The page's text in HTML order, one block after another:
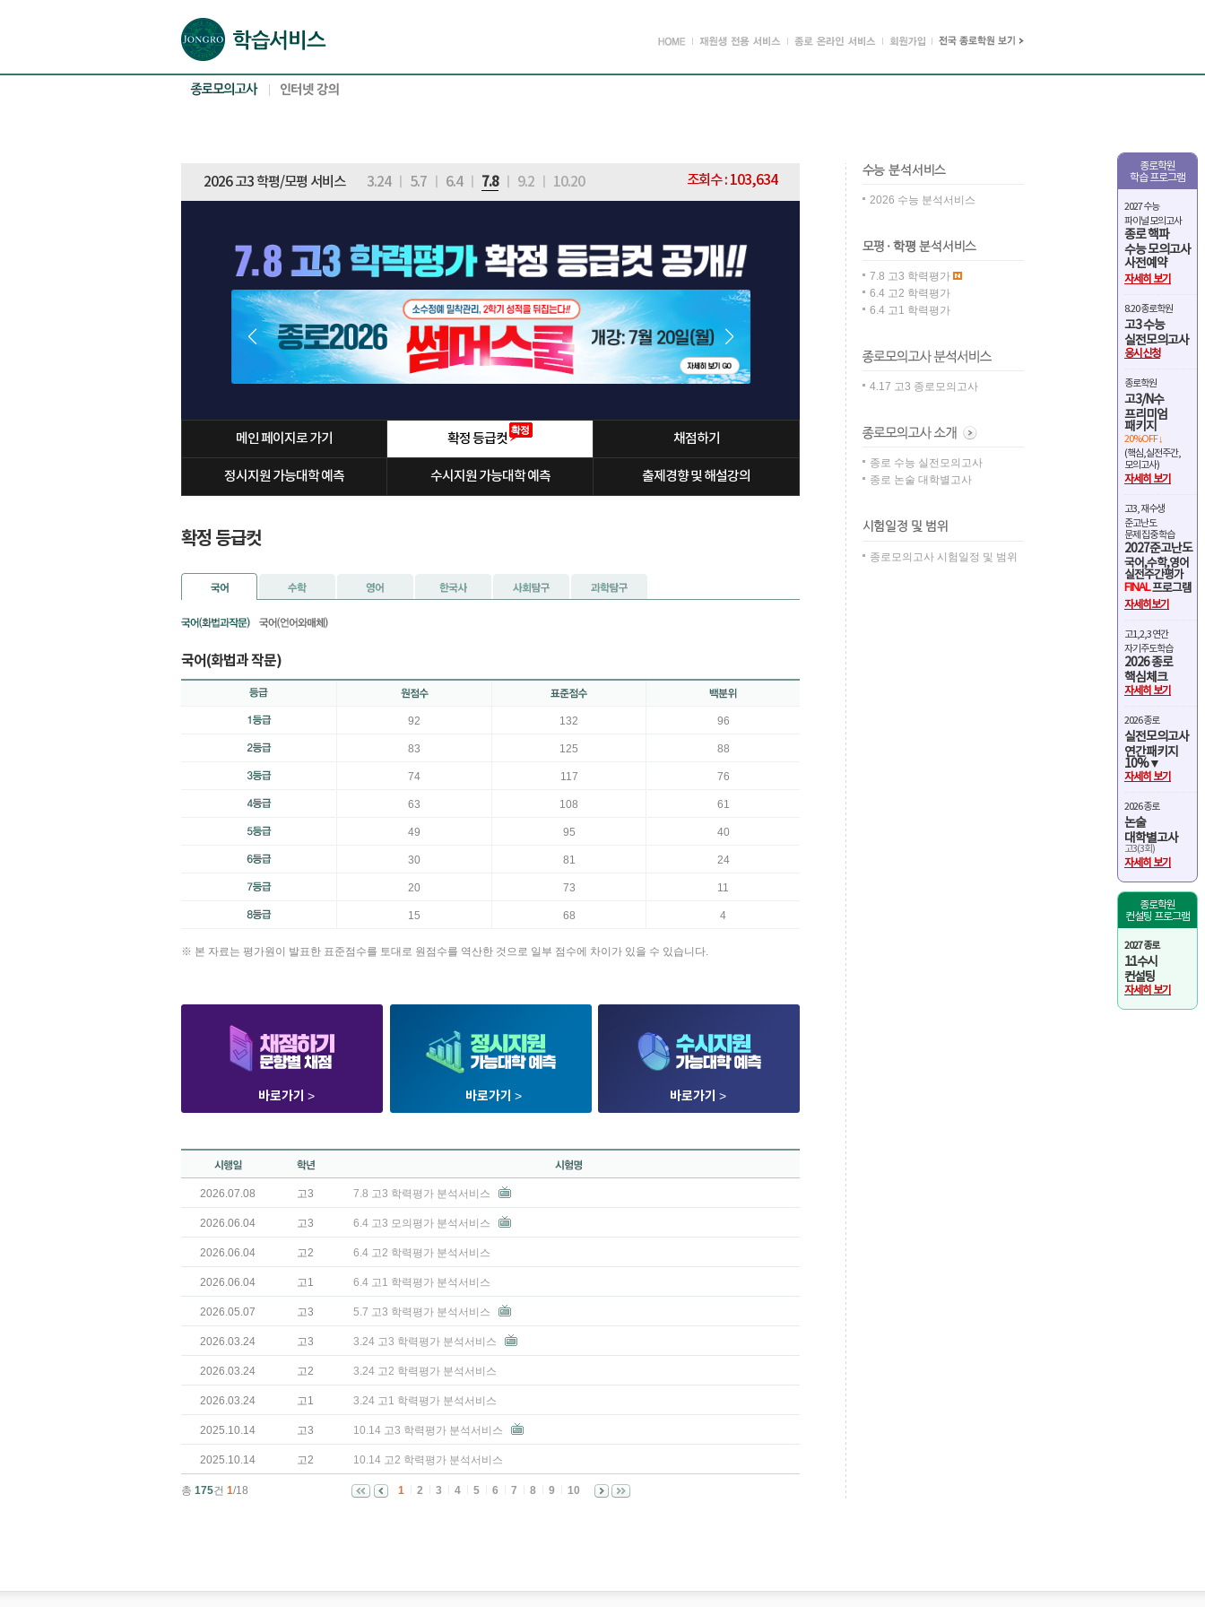
종로학원
학습 프로그램
2027 수능
파이널 모의고사
종로 핵파
수능 모의고사
사전예약
자세히 보기
8.20 종로학원
고3 수능
실전모의고사
응시신청
종로학원
고3/N수
프리미엄
패키지
20%OFF ↓
(핵심,실전주간,
모의고사)
자세히 보기
고3, 재수생
준고난도
문제 집중 학습
2027준고난도
국어,수학,영어
실전주간평가
FINAL프로그램
자세히보기
고1,2,3 연간
자기주도학습
2026 종로
핵심체크
자세히 보기
2026 종로
실전모의고사
연간패키지
10%▼
자세히 보기
2026 종로
논술
대학별고사
고3(3회)
자세히 보기
종로학원
컨설팅 프로그램
2027 종로
1:1 수시
컨설팅
자세히 보기
2026 고3 학평/모평 서비스 3.24ㅣ 5.7 6.4ㅣ 7.8ㅣ 9.2 10.20 조회수 : 103,634
메인 페이지로 가기 확정 등급컷 채점하기
정시지원 가능대학 예측 수시지원 가능대학 예측 출제경향 및 해설강의
확정 등급컷
국어(화법과 작문)
92 132 96
83 125 88
74 117 76
63 108 61
49 95 40
30 81 24
20 73 11
15 68 4
※ 본 자료는 평가원이 발표한 표준점수를 토대로 원점수를 역산한 것으로 일부 점수에 차이가 있을 수 있습니다.
바로가기 > 바로가기 > 바로가기 >
2026.07.08 고3 7.8 고3 학력평가 분석서비스
2026.06.04 고3 6.4 고3 모의평가 분석서비스
2026.06.04 고2 6.4 고2 학력평가 분석서비스
2026.06.04 고1 6.4 고1 학력평가 분석서비스
2026.05.07 고3 5.7 고3 학력평가 분석서비스
2026.03.24 고3 3.24 고3 학력평가 분석서비스
2026.03.24 고2 3.24 고2 학력평가 분석서비스
2026.03.24 고1 3.24 고1 학력평가 분석서비스
2025.10.14 고3 10.14 고3 학력평가 분석서비스
2025.10.14 고2 10.14 고2 학력평가 분석서비스
총 175건 1/18 1 2 3 4 5 6 7 8 9 10
2026 수능 분석서비스
7.8 고3 학력평가
6.4 고2 학력평가
6.4 고1 학력평가
4.17 고3 종로모의고사
종로 수능 실전모의고사
종로 논술 대학별고사
종로모의고사 시험일정 및 범위